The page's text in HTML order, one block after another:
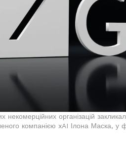
некомерційних організацій
компанією xAI Ілона Маска, у